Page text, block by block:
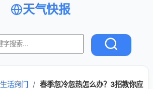
天气快报
生活窍门 / 春季忽冷忽热怎么办？3招教你应